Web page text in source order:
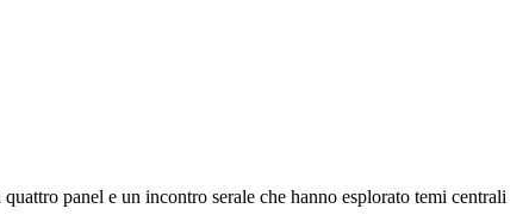
panel e un incontro serale che hanno esplorato temi centrali